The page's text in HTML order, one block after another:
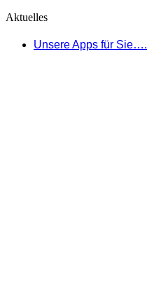
Aktuelles
Unsere Apps für Sie….